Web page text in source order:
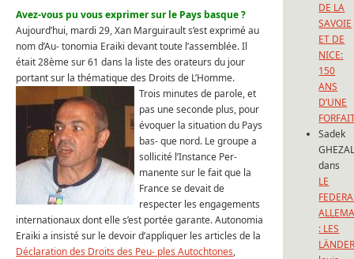
Avez-vous pu vous exprimer sur le Pays basque ?
Aujourd’hui, mardi 29, Xan Marguirault s’est exprimé au
nom d’Au- tonomia Eraiki devant toute l’assemblée. Il
était 28ème sur 61 dans la liste des orateurs du jour
portant sur la thématique des Droits de L’Homme.
Trois minutes de parole, et
pas une seconde plus, pour
évoquer la situation du Pays
bas- que nord. Le groupe a
sollicité l’Instance Per-
manente sur le fait que la
France se devait de
respecter les engagements
internationaux dont elle s’est portée garante. Autonomia
Eraiki a insisté sur le devoir d’appliquer les articles de la
Déclaration des Droits des Peu- ples Autochtones,
DE LA
SAVOIE
ET DE
NICE:
150
ANS
D’UNE
Sadek
dans
LE
: LES